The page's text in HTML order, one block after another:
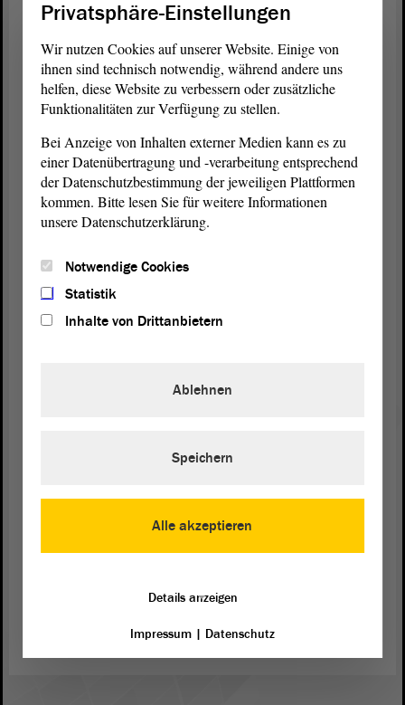
Sachsen-Anhalts EU-Abgeordnete
Privatsphäre-Einstellungen
Wir nutzen Cookies auf unserer Website. Einige von
ihnen sind technisch notwendig, während andere uns
helfen, diese Website zu verbessern oder zusätzliche
Funktionalitäten zur Verfügung zu stellen.
Bei Anzeige von Inhalten externer Medien kann es zu
einer Datenübertragung und -verarbeitung entsprechend
der Datenschutzbestimmung der jeweiligen Plattformen
kommen. Bitte lesen Sie für weitere Informationen
unsere Datenschutzerklärung.
Notwendige Cookies
Statistik
Inhalte von Drittanbietern
Alle akzeptieren
Ablehnen
Speichern
Details anzeigen
Impressum| Datenschutz